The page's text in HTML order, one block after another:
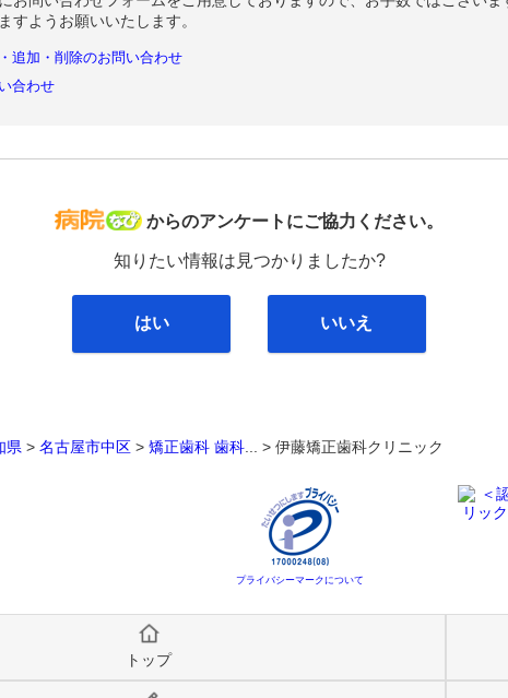
すようお願いいたします。
追加・削除のお問い合わせ
合わせ
病院なび
からのアンケートにご協力ください。
知りたい情報は見つかりましたか?
はい いいえ
県 > 名古屋市中区 > 矯正歯科 歯科 ... > 伊藤矯正歯科クリニック
プライバシーマークについて
トップ